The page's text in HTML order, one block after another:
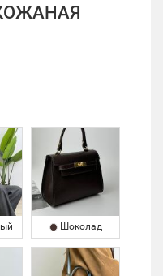
Шоколад